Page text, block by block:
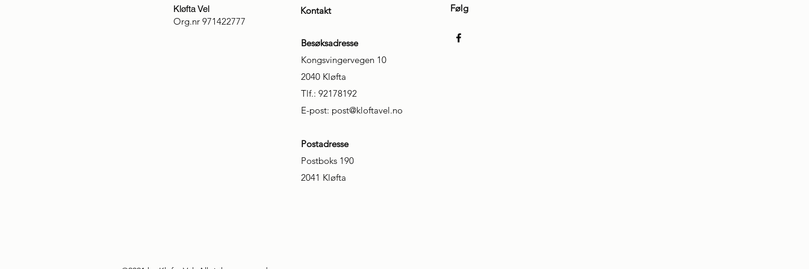
Kløfta Vel
Org.nr 971422777
Kontakt
Besøksadresse
Kongsvingervegen 10
2040 Kløfta
Tlf.: 92178192
E-post: post@kloftavel.no
Postadresse
Postboks 190
2041 Kløfta
Følg